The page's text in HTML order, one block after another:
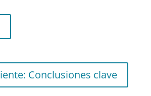
Conclusiones clave